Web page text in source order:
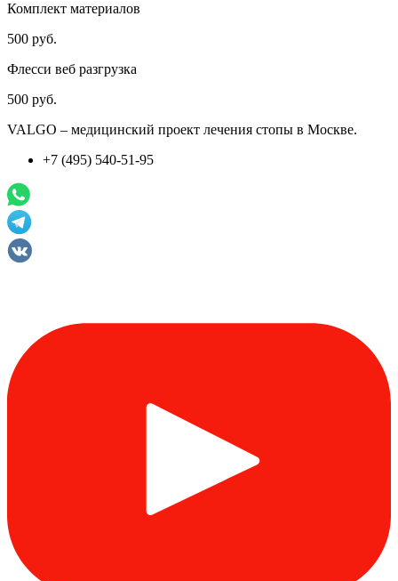
Комплект материалов
500 руб.
Флесси веб разгрузка
500 руб.
VALGO – медицинский проект лечения стопы в Москве.
+7 (495) 540-51-95